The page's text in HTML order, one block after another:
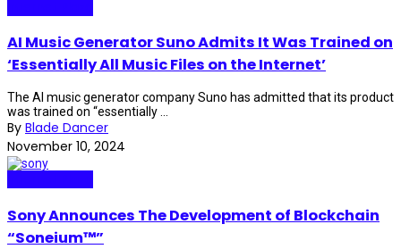
AI Music Generator Suno Admits It Was Trained on
‘Essentially All Music Files on the Internet’
The AI music generator company Suno has admitted that its product
was trained on “essentially ...
By Blade Dancer
November 10, 2024
Sony Announces The Development of Blockchain
“Soneium™”